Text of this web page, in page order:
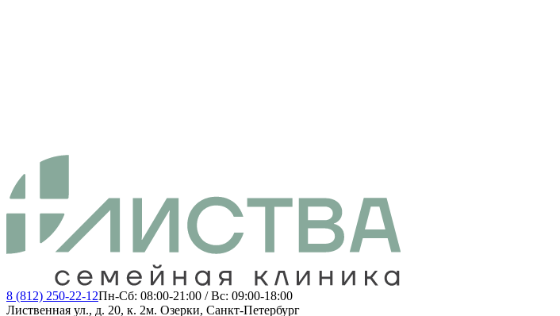
8 (812) 250-22-12Пн-Сб: 08:00-21:00 / Вс: 09:00-18:00
Лиственная ул., д. 20, к. 2м. Озерки, Санкт-Петербург